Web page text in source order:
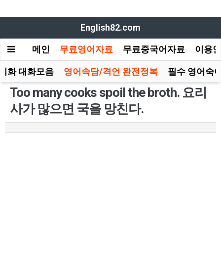
English82.com
메인 무료영어자료 무료중국어자료 이용
화 대화모음 영어속담/격언 완전정복 필수 영어숙
Too many cooks spoil the broth. 요리
사가 많으면 국을 망친다.